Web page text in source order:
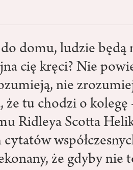
do domu, ludzie
cię kręci? Nie
nie
że tu chodzi o
Ridleya Scotta
że gdyby nie